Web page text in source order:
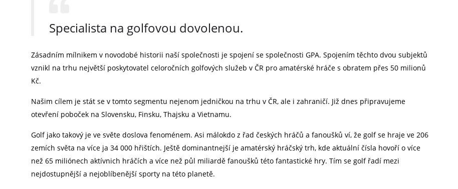
Specialista na golfovou dovolenou.
Zásadním mílnikem v novodobé historii naší společnosti je spojení se společnosti GPA. Spojením těchto dvou subjektů
vznikl na trhu největší poskytovatel celoročních golfových služeb v ČR pro amatérské hráče s obratem přes 50 milionů
Kč.
Našim cílem je stát se v tomto segmentu nejenom jedničkou na trhu v ČR, ale i zahraničí. Již dnes připravujeme
otevření poboček na Slovensku, Finsku, Thajsku a Vietnamu.
Golf jako takový je ve světe doslova fenoménem. Asi málokdo z řad českých hráčů a fanoušků ví, že golf se hraje ve 206
zemích světa na více ja 34 000 hřištích. Ještě dominantnejší je amatérský hráčský trh, kde aktuální čísla hovoří o více
než 65 miliónech aktívnich hráčích a více než půl miliardě fanoušků této fantastické hry. Tím se golf řadí mezi
nejdostupnější a nejoblíbenější sporty na této planetě.